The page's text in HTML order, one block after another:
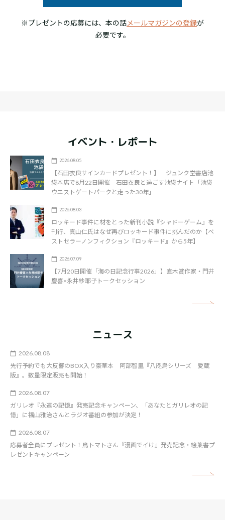
※プレゼントの応募には、本の話メールマガジンの登録が
必要です。
イベント・レポート
2026.08.05
【石田衣良サインカードプレゼント！】 ジュンク堂書店池
袋本店で8月22日開催 石田衣良と過ごす池袋ナイト「池袋
ウエストゲートパークと走った30年」
2026.08.03
ロッキード事件に材をとった新刊小説『シャドーゲーム』を
刊行、真山仁氏はなぜ再びロッキード事件に挑んだのか【ベ
ストセラーノンフィクション『ロッキード』から5年】
2026.07.09
【7月20日開催「海の日記念行事2026」】直木賞作家・門井
慶喜×永井紗耶子トークセッション
ニュース
2026.08.08
先行予約でも大反響のBOX入り豪華本 阿部智里『八咫烏シリーズ 愛蔵
版』。数量限定販売も開始！
2026.08.07
ガリレオ『永遠の記憶』発売記念キャンペーン、「あなたとガリレオの記
憶」に福山雅治さんとラジオ番組の参加が決定！
2026.08.07
応募者全員にプレゼント！鳥トマトさん『漫画でイけ』発売記念・絵葉書プ
レゼントキャンペーン